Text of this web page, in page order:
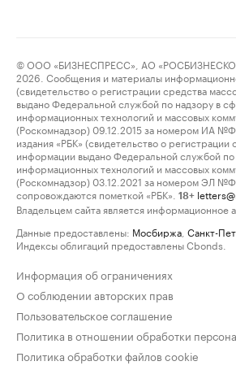
© ООО «БИЗНЕСПРЕСС», АО
2026. Сообщения и материалы
(свидетельство о регистрации средства
выдано Федеральной службой по надзору в
информационных технологий и массовых
(Роскомнадзор) 09.12.2015 за номером ИА
издания «РБК» (свидетельство о регистрации
информации выдано Федеральной службой по
информационных технологий и массовых
(Роскомнадзор) 03.12.2021 за номером ЭЛ
сопровождаются пометкой «РБК».
18+
Владельцем сайта является информационное
Данные предоставлены: Мосбиржа Санкт-
Индексы облигаций предоставлены Cbonds.
Информация об ограничениях
О соблюдении авторских прав
Пользовательское соглашение
Политика в отношении обработки
Политика обработки файлов cookie